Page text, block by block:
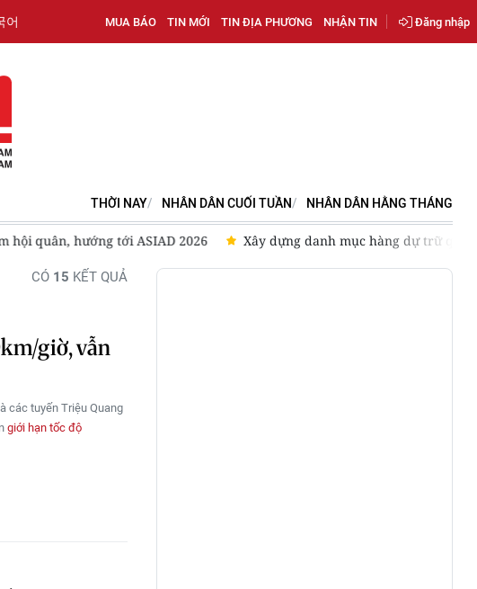
어 MUA BÁO TIN MỚI TIN ĐỊA PHƯƠNG NHẬN TIN Đăng nhập
THỜI NAY NHÂN DÂN CUỐI TUẦN NHÂN DÂN HẰNG THÁNG
ASIAD 2026 Xây dựng danh mục hàng dự trữ quốc gia phù hợp tình
CÓ 15 KẾT QUẢ
giờ, vẫn
các tuyến Triệu Quang
giới hạn tốc độ